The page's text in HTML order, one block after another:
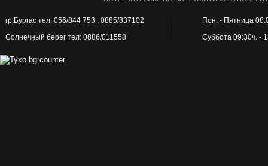
гр.Бургас тел: 056/844 753 , 0885/837102
Солнечный берег тел: 0886/011558
Пон. - Пятница
Суббота 09:30ч. -